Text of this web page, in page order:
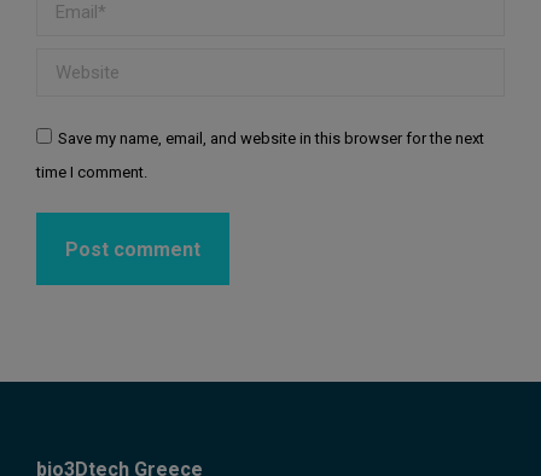
Website
Save my name, email, and website in this browser for the next
time I comment.
Post comment
bio3Dtech Greece